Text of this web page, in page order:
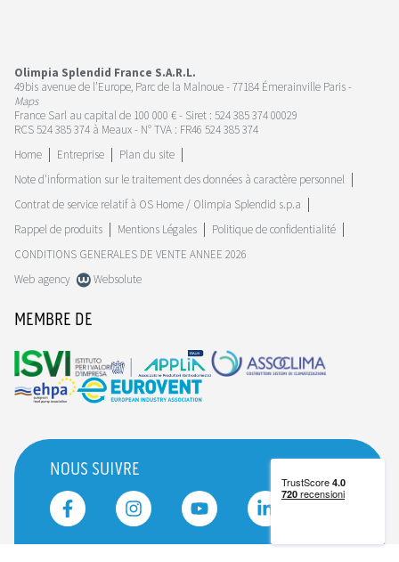
Olimpia Splendid France S.A.R.L.
49bis avenue de l’Europe, Parc de la Malnoue - 77184 Émerainville Paris -
Maps
France Sarl au capital de 100 000 € - Siret : 524 385 374 00029
RCS 524 385 374 à Meaux - N° TVA : FR46 524 385 374
Home
Entreprise
Plan du site
Note d'information sur le traitement des données à caractère personnel
Contrat de service relatif à OS Home / Olimpia Splendid s.p.a
Rappel de produits
Mentions Légales
Politique de confidentialité
CONDITIONS GENERALES DE VENTE ANNEE 2026
Web agency
Websolute
MEMBRE DE
NOUS SUIVRE